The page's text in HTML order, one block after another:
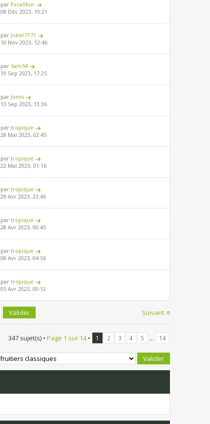
par Excalibur
08 Déc 2023, 19:21
par Joker7171
10 Nov 2023, 12:46
par Sam54
19 Sep 2023, 17:25
par Jonni
13 Sep 2023, 13:36
partropique
28 Mai 2023, 02:45
partropique
22 Mai 2023, 01:16
partropique
29 Avr 2023, 23:46
partropique
28 Avr 2023, 00:45
partropique
08 Avr 2023, 04:56
partropique
05 Avr 2023, 00:12
Suivant
347 sujet(s) • Page 1 sur 14• 1 2 3 4 5 ... 14